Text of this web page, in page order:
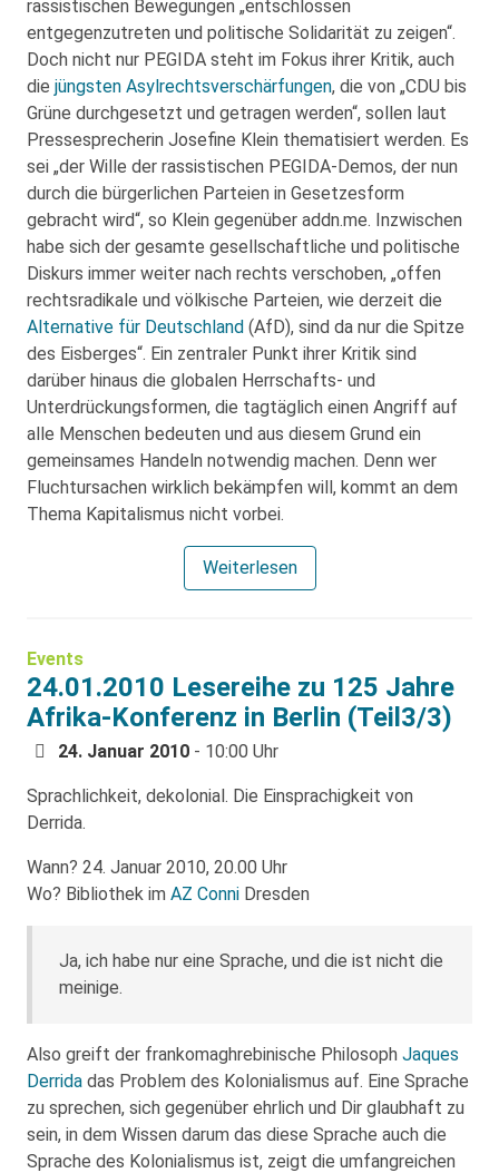
rassistischen Bewegungen „entschlossen
entgegenzutreten und politische Solidarität zu zeigen“.
Doch nicht nur PEGIDA steht im Fokus ihrer Kritik, auch
die jüngsten Asylrechtsverschärfungen, die von „CDU bis
Grüne durchgesetzt und getragen werden“, sollen laut
Pressesprecherin Josefine Klein thematisiert werden. Es
sei „der Wille der rassistischen PEGIDA-Demos, der nun
durch die bürgerlichen Parteien in Gesetzesform
gebracht wird“, so Klein gegenüber addn.me. Inzwischen
habe sich der gesamte gesellschaftliche und politische
Diskurs immer weiter nach rechts verschoben, „offen
rechtsradikale und völkische Parteien, wie derzeit die
Alternative für Deutschland (AfD), sind da nur die Spitze
des Eisberges“. Ein zentraler Punkt ihrer Kritik sind
darüber hinaus die globalen Herrschafts- und
Unterdrückungsformen, die tagtäglich einen Angriff auf
alle Menschen bedeuten und aus diesem Grund ein
gemeinsames Handeln notwendig machen. Denn wer
Fluchtursachen wirklich bekämpfen will, kommt an dem
Thema Kapitalismus nicht vorbei.
Weiterlesen
Events
24.01.2010 Lesereihe zu 125 Jahre
Afrika-Konferenz in Berlin (Teil3/3)
24. Januar 2010 - 10:00 Uhr
Sprachlichkeit, dekolonial. Die Einsprachigkeit von
Derrida.
Wann? 24. Januar 2010, 20.00 Uhr
Wo? Bibliothek im AZ Conni Dresden
Ja, ich habe nur eine Sprache, und die ist nicht die
meinige.
Also greift der frankomaghrebinische Philosoph Jaques
Derrida das Problem des Kolonialismus auf. Eine Sprache
zu sprechen, sich gegenüber ehrlich und Dir glaubhaft zu
sein, in dem Wissen darum das diese Sprache auch die
Sprache des Kolonialismus ist, zeigt die umfangreichen